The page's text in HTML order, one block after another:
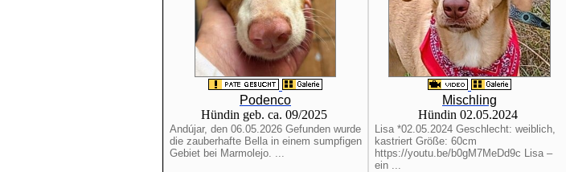
Podenco
Hündin geb. ca. 09/2025
Andújar, den 06.05.2026 Gefunden wurde
die zauberhafte Bella in einem sumpfigen
Gebiet bei Marmolejo. ...
Mischling
Hündin 02.05.2024
Lisa *02.05.2024 Geschlecht: weiblich,
kastriert Größe: 60cm
https://youtu.be/b0gM7MeDd9c Lisa –
ein ...